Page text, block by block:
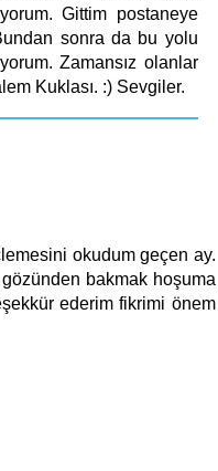
Gittim postaneye
sonra da bu yolu
Zamansız olanlar
Kuklası. :) Sevgiler.
okudum geçen ay.
bakmak hoşuma
ederim fikrimi önem